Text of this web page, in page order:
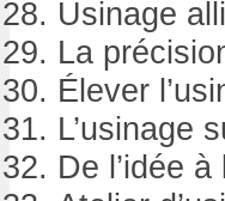
Usinage
La
Élever
L’usinage
De l’idée